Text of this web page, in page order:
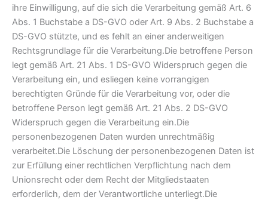
ihre Einwilligung, auf die sich die Verarbeitung gemäß Art. 6
Abs. 1 Buchstabe a DS-GVO oder Art. 9 Abs. 2 Buchstabe a
DS-GVO stützte, und es fehlt an einer anderweitigen
Rechtsgrundlage für die Verarbeitung.Die betroffene Person
legt gemäß Art. 21 Abs. 1 DS-GVO Widerspruch gegen die
Verarbeitung ein, und esliegen keine vorrangigen
berechtigten Gründe für die Verarbeitung vor, oder die
betroffene Person legt gemäß Art. 21 Abs. 2 DS-GVO
Widerspruch gegen die Verarbeitung ein.Die
personenbezogenen Daten wurden unrechtmäßig
verarbeitet.Die Löschung der personenbezogenen Daten ist
zur Erfüllung einer rechtlichen Verpflichtung nach dem
Unionsrecht oder dem Recht der Mitgliedstaaten
erforderlich, dem der Verantwortliche unterliegt.Die